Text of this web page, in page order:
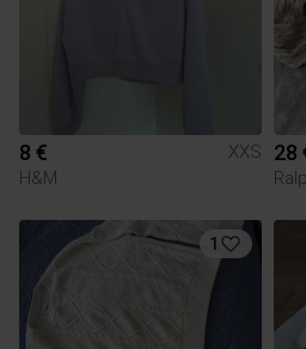
8 €
XXS
H&M
28
1